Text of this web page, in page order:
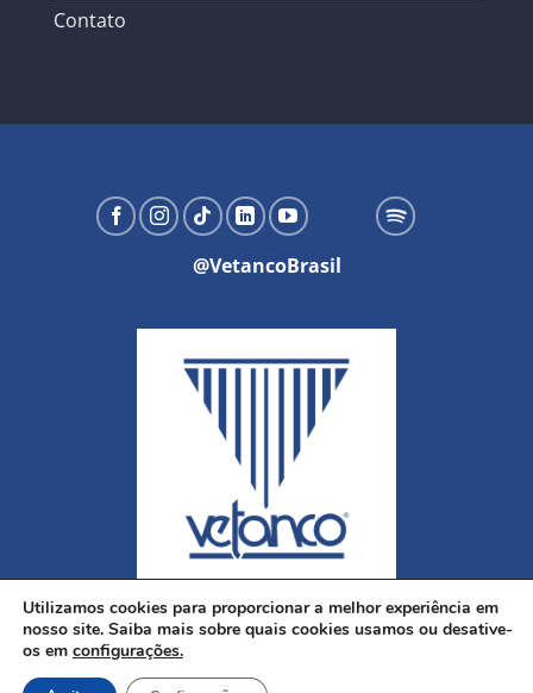
Contato
@VetancoBrasil
Utilizamos cookies para proporcionar a melhor experiência em
nosso site. Saiba mais sobre quais cookies usamos ou desative-
os em configurações.